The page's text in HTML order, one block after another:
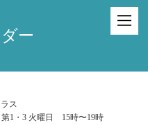
ー
ス
1・3 火曜日 15時〜19時